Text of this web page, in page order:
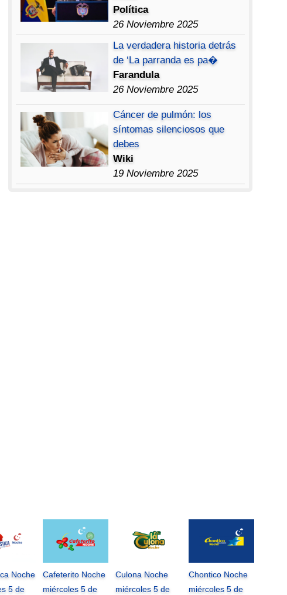
Política
26 Noviembre 2025
La verdadera historia detrás
de ‘La parranda es pa�
Farandula
26 Noviembre 2025
Cáncer de pulmón: los
síntomas silenciosos que
debes
Wiki
19 Noviembre 2025
Noche
5 de
Cafeterito Noche
miércoles 5 de
Culona Noche
miércoles 5 de
Chontico Noche
miércoles 5 de